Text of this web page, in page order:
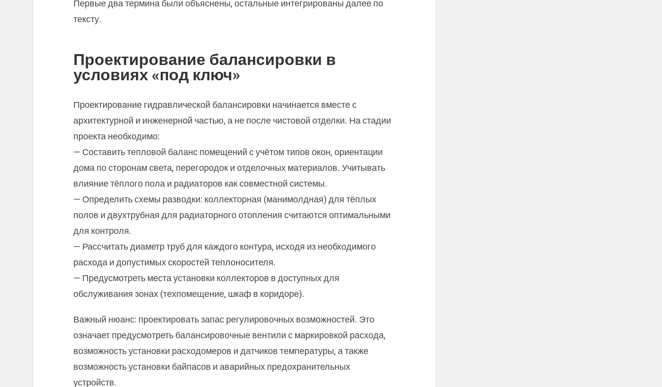
Первые два термина были объяснены, остальные интегрированы далее по
тексту.
Проектирование балансировки в
условиях «под ключ»
Проектирование гидравлической балансировки начинается вместе с
архитектурной и инженерной частью, а не после чистовой отделки. На стадии
проекта необходимо:
— Составить тепловой баланс помещений с учётом типов окон, ориентации
дома по сторонам света, перегородок и отделочных материалов. Учитывать
влияние тёплого пола и радиаторов как совместной системы.
— Определить схемы разводки: коллекторная (манимолдная) для тёплых
полов и двухтрубная для радиаторного отопления считаются оптимальными
для контроля.
— Рассчитать диаметр труб для каждого контура, исходя из необходимого
расхода и допустимых скоростей теплоносителя.
— Предусмотреть места установки коллекторов в доступных для
обслуживания зонах (техпомещение, шкаф в коридоре).
Важный нюанс: проектировать запас регулировочных возможностей. Это
означает предусмотреть балансировочные вентили с маркировкой расхода,
возможность установки расходомеров и датчиков температуры, а также
возможность установки байпасов и аварийных предохранительных
устройств.